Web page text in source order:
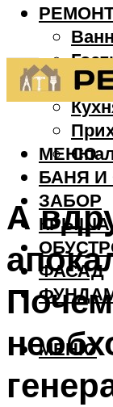
БАНЯ И
ЗАБОР
КРЫША
ФАСАД
МЕНЮ
МЕНЮ
А